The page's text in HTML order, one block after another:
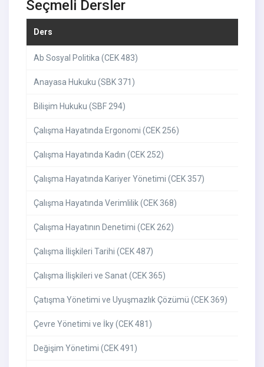
Seçmeli Dersler
Ders
Ab Sosyal Politika (CEK 483)
Anayasa Hukuku (SBK 371)
Bilişim Hukuku (SBF 294)
Çalışma Hayatında Ergonomi (CEK 256)
Çalışma Hayatında Kadın (CEK 252)
Çalışma Hayatında Kariyer Yönetimi (CEK 357)
Çalışma Hayatında Verimlilik (CEK 368)
Çalışma Hayatının Denetimi (CEK 262)
Çalışma İlişkileri Tarihi (CEK 487)
Çalışma İlişkileri ve Sanat (CEK 365)
Çatışma Yönetimi ve Uyuşmazlık Çözümü (CEK 369)
Çevre Yönetimi ve İky (CEK 481)
Değişim Yönetimi (CEK 491)